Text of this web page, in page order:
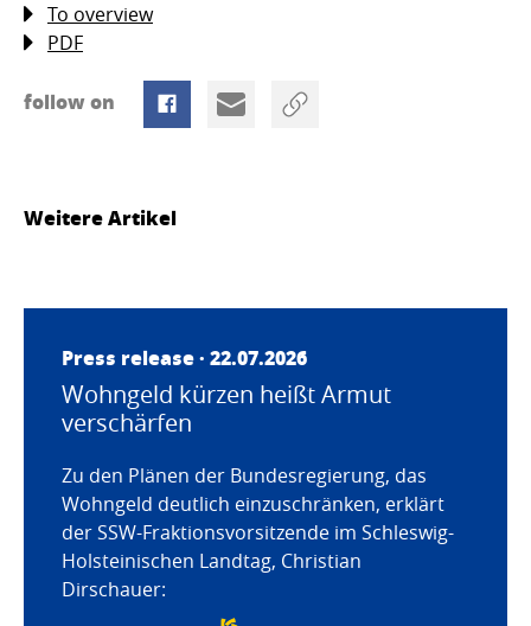
To overview
PDF
follow on
Weitere Artikel
Press release · 22.07.2026
Wohngeld kürzen heißt Armut
verschärfen
Zu den Plänen der Bundesregierung, das
Wohngeld deutlich einzuschränken, erklärt
der SSW-Fraktionsvorsitzende im Schleswig-
Holsteinischen Landtag, Christian
Dirschauer: